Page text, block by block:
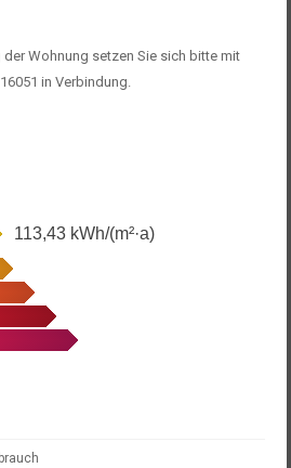
Wohnung setzen Sie sich bitte mit
in Verbindung.
113,43 kWh/(m²·a)